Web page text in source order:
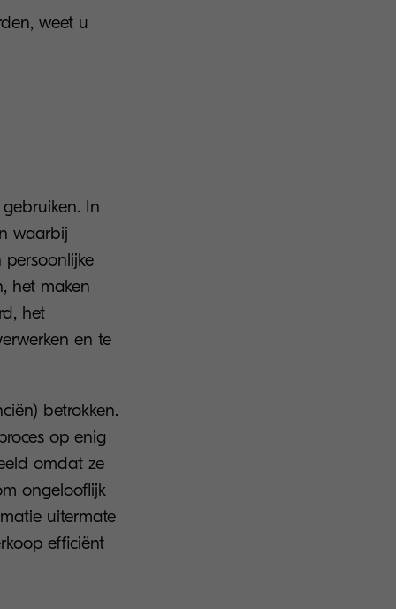
weet u
In
waarbij
het maken
het
en te
betrokken.
op enig
omdat ze
ongelooflijk
uitermate
efficiënt